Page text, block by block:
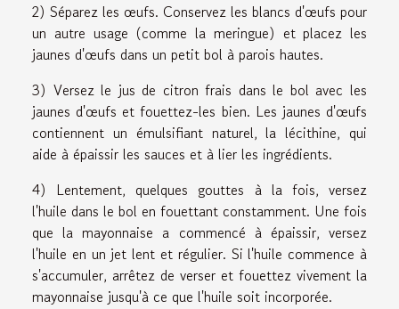
2) Séparez les œufs. Conservez les blancs d'œufs pour
un autre usage (comme la meringue) et placez les
jaunes d'œufs dans un petit bol à parois hautes.
3) Versez le jus de citron frais dans le bol avec les
jaunes d'œufs et fouettez-les bien. Les jaunes d'œufs
contiennent un émulsifiant naturel, la lécithine, qui
aide à épaissir les sauces et à lier les ingrédients.
4) Lentement, quelques gouttes à la fois, versez
l'huile dans le bol en fouettant constamment. Une fois
que la mayonnaise a commencé à épaissir, versez
l'huile en un jet lent et régulier. Si l'huile commence à
s'accumuler, arrêtez de verser et fouettez vivement la
mayonnaise jusqu'à ce que l'huile soit incorporée.